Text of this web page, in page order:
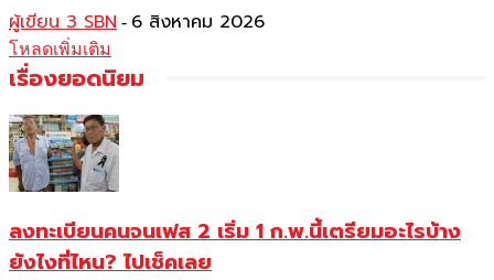
ผู้เขียน 3 SBN - 6 สิงหาคม 2026
โหลดเพิ่มเติม
เรื่องยอดนิยม
ลงทะเบียนคนจนเฟส 2 เริ่ม 1 ก.พ.นี้เตรียมอะไรบ้าง
ยังไงที่ไหน? ไปเช็คเลย